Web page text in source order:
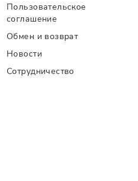
Пользовательское
соглашение
Обмен и возврат
Новости
Сотрудничество